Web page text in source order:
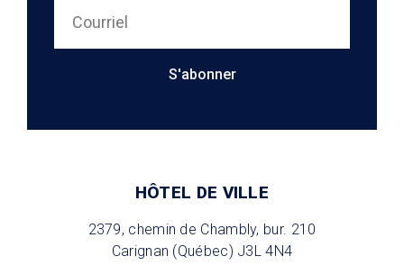
S'abonner
HÔTEL DE VILLE
2379, chemin de Chambly, bur. 210
Carignan (Québec) J3L 4N4